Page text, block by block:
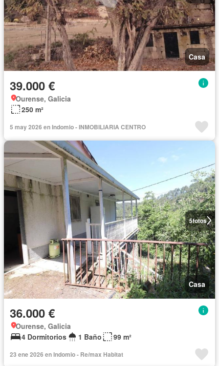
Casa
39.000 €
Ourense, Galicia
250 m²
5 may 2026 en Indomio - INMOBILIARIA CENTRO
5fotos
Casa
36.000 €
Ourense, Galicia
4 Dormitorios
1 Baño 99 m²
23 ene 2026 en Indomio - Re/max Habitat